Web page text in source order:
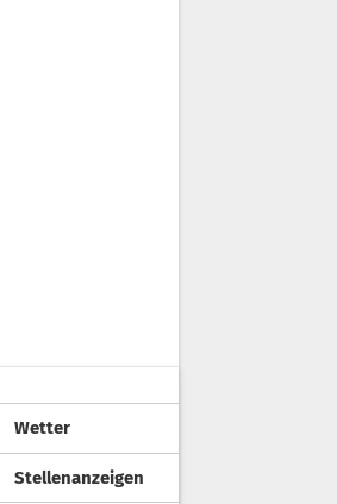
Wetter
Stellenanzeigen